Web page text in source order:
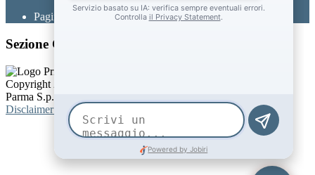
Pagina visualizzata392volte
Sezione Copyright
Copyright 2026 | Engineered and powered by Gruppo Spaggiari
Parma S.p.A. | Divisione Publishing & New Social Media
Disclaimer trattamento dati personali